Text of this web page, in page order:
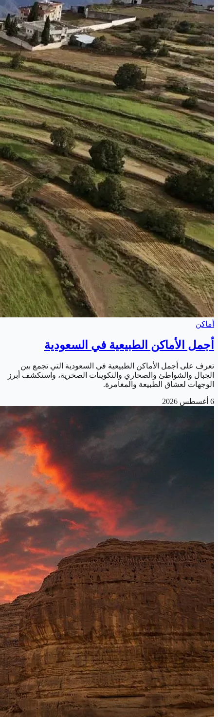
أماكن
أجمل الأماكن الطبيعية في السعودية
تعرف على أجمل الأماكن الطبيعية في السعودية التي تجمع بين
الجبال والشواطئ والصحاري والتكوينات الصخرية، واستكشف أبرز
الوجهات لعشاق الطبيعة والمغامرة.
6 أغسطس 2026